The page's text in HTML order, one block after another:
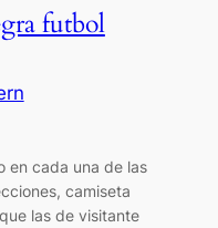
futbol
en cada una de las
camiseta
las de visitante